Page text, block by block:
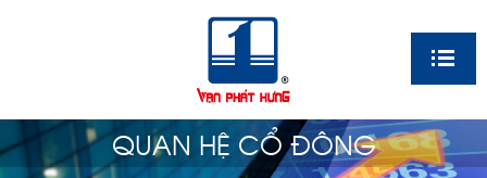
QUAN HỆ CỔ ĐÔNG